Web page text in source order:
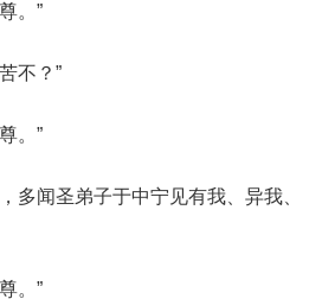
。”
不？”
。”
多闻圣弟子于中宁见有我、异我、
。”